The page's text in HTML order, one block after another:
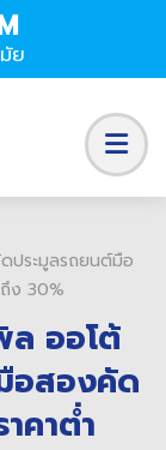
ย
ประมูลรถยนต์มือ
ง 30%
ออโต้
อสองคัด
คาต่ำ